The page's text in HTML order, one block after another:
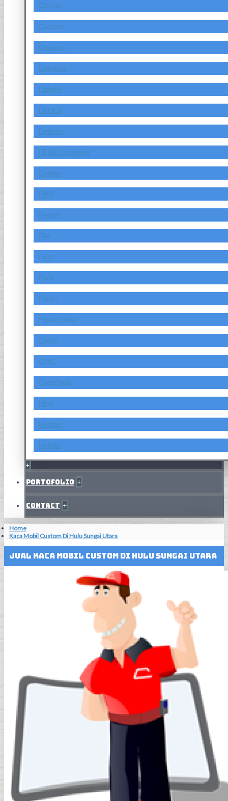
Citroen
Custom
Daewoo
Daihatsu
Daimler
Datsun
Delivery
DFSK Dongfeng
Dodge
FAW
Ferrari
Fiat
Fiath
Ford
Foton
Fuyao Glass
Geely
GMC
GreatWall
Hino
Holden
Honda
+
Portofolio +
Contact +
Home
Kaca Mobil Custom Di Hulu Sungai Utara
Jual Kaca Mobil Custom Di Hulu Sungai Utara